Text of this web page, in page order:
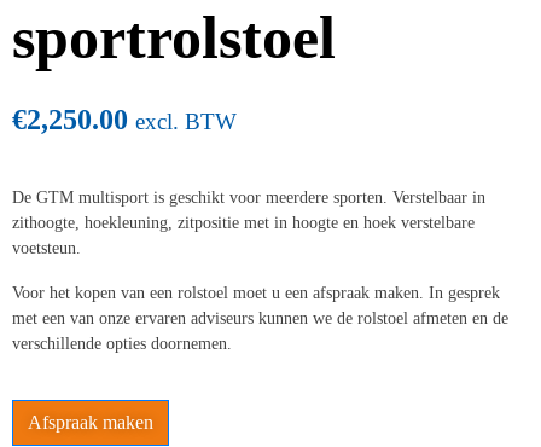
sportrolstoel
€2,250.00 excl. BTW
De GTM multisport is geschikt voor meerdere sporten. Verstelbaar in
zithoogte, hoekleuning, zitpositie met in hoogte en hoek verstelbare
voetsteun.
Voor het kopen van een rolstoel moet u een afspraak maken. In gesprek
met een van onze ervaren adviseurs kunnen we de rolstoel afmeten en de
verschillende opties doornemen.
Afspraak maken